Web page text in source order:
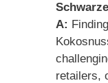
A:
retailers,